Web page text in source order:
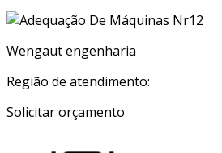
Wengaut engenharia
Região de atendimento:
Solicitar orçamento